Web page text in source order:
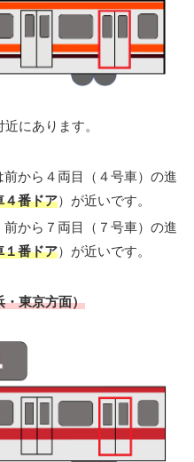
にあります。
前から４両目（４号車）の進
４番ドア）が近いです。
前から７両目（７号車）の進
１番ドア）が近いです。
・東京方面）